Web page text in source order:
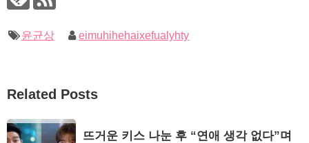
윤균상 eimuhihehaixefualyhty
Related Posts
뜨거운 키스 나눈 후 “연애 생각 없다”며